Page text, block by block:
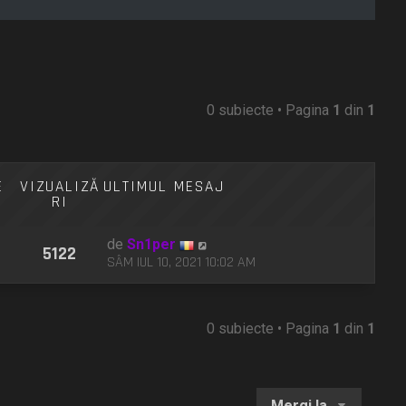
0 subiecte • Pagina 1 din 1
VIZUALIZĂ
RI
ULTIMUL MESAJ
5122 deSn1per
SÂM IUL 10, 2021 10:02 AM
0 subiecte • Pagina 1 din 1